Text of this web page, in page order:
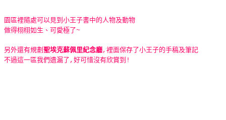
園區裡隨處可以見到小王子書中的人物及動物
做得栩栩如生、可愛極了~
另外還有規劃 聖埃克蘇佩里紀念廳,裡面保存了小王子的手稿及筆記
不過這一區我們遺漏了,好可惜沒有欣賞到!